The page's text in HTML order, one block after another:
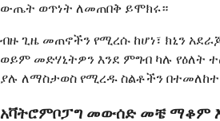
ውጤት ወጥነት ለመጠበቅ ይሞክሩ።
ብዙ ጊዜ መጠኖችን የሚረሱ ከሆነ፣ ክኒን
ወይም መድሃኒትዎን እንደ ምግብ ካሉ የዕለት
ያሉ ለማስታወስ የሚረዱ ስልቶችን በተመለከተ
አቫትሮምቦፓግ መውሰድ መቼ ማቆም